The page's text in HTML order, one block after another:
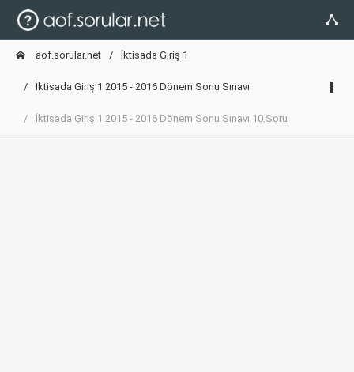
aof.sorular.net İktisada Giriş 1
İktisada Giriş 1 2015 - 2016 Dönem Sonu Sınavı
İktisada Giriş 1 2015 - 2016 Dönem Sonu Sınavı 10.Soru